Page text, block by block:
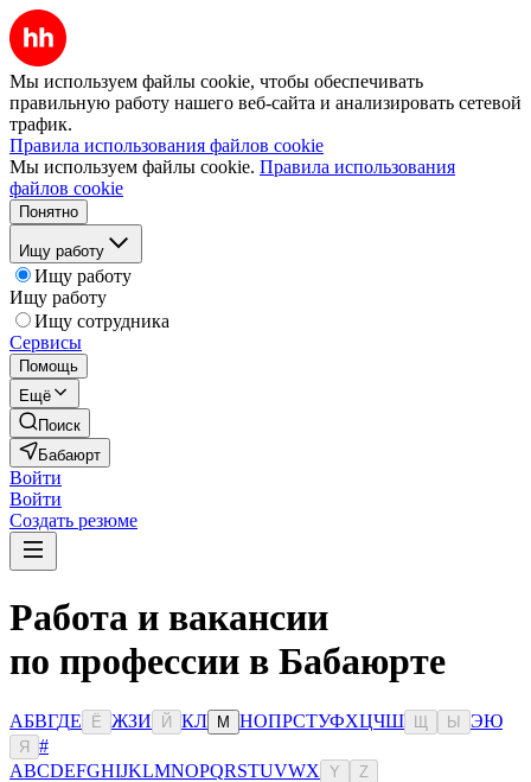
Мы используем файлы cookie, чтобы обеспечивать
правильную работу нашего веб-сайта и анализировать сетевой
трафик.
Правила использования файлов cookie
Мы используем файлы cookie. Правила использования
файлов cookie
Понятно
Ищу работу
Ищу работу
Ищу работу
Ищу сотрудника
Сервисы
Помощь
Ещё
Поиск
Бабаюрт
Войти
Войти
Создать резюме
Работа и вакансии
по профессии в Бабаюрте
АБВГДЕ Ё ЖЗИ Й КЛ М НОПРСТУФХЦЧШ Ы ЭЮ
Я
#
ABCDEFGHIJKLMNOPQRSTUVWX Y Z